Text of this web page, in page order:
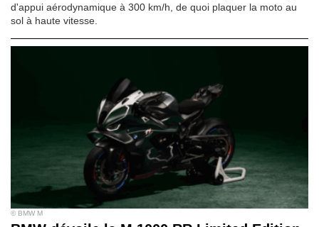
d'appui aérodynamique à 300 km/h, de quoi plaquer la moto au
sol à haute vitesse.
© BMW M